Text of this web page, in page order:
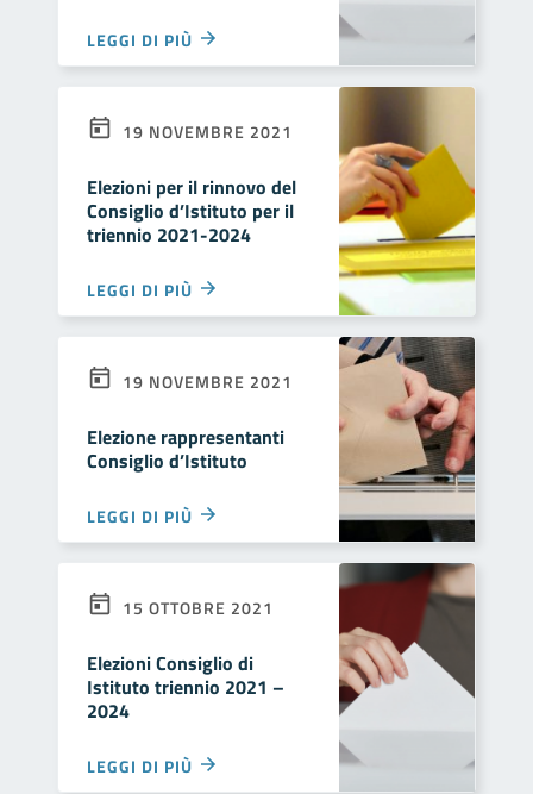
LEGGI DI PIÙ
19 NOVEMBRE 2021
Elezioni per il rinnovo del
Consiglio d’Istituto per il
triennio 2021-2024
LEGGI DI PIÙ
19 NOVEMBRE 2021
Elezione rappresentanti
Consiglio d’Istituto
LEGGI DI PIÙ
15 OTTOBRE 2021
Elezioni Consiglio di
Istituto triennio 2021 –
2024
LEGGI DI PIÙ